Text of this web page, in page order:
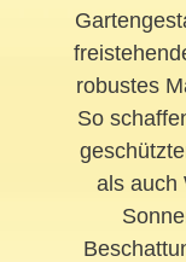
robustes
So
als auch